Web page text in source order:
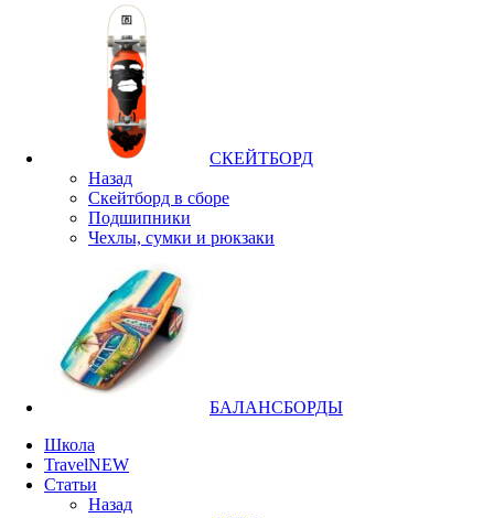
СКЕЙТБОРД
Назад
Скейтборд в сборе
Подшипники
Чехлы, сумки и рюкзаки
БАЛАНСБОРДЫ
Школа
TravelNEW
Статьи
Назад